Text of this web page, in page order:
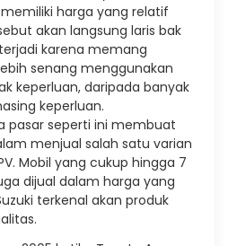
harga yang relatif
akan langsung laris bak
karena memang
senang menggunakan
keperluan, daripada banyak
keperluan.
pasar seperti ini membuat
menjual salah satu varian
Mobil yang cukup hingga 7
dijual dalam harga yang
terkenal akan produk